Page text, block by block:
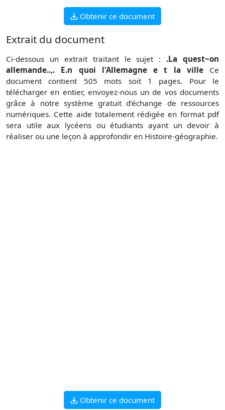
Obtenir ce document
Extrait du document
Ci-dessous un extrait traitant le sujet :.La quest~on
allemande..,. E.n quoi l'Allemagne e t la villeCe
document contient 505 mots soit 1 pages. Pour le
télécharger en entier, envoyez-nous un de vos documents
grâce à notre système gratuit d’échange de ressources
numériques. Cette aide totalement rédigée en format pdf
sera utile aux lycéens ou étudiants ayant un devoir à
réaliser ou une leçon à approfondir en Histoire-géographie.
Obtenir ce document